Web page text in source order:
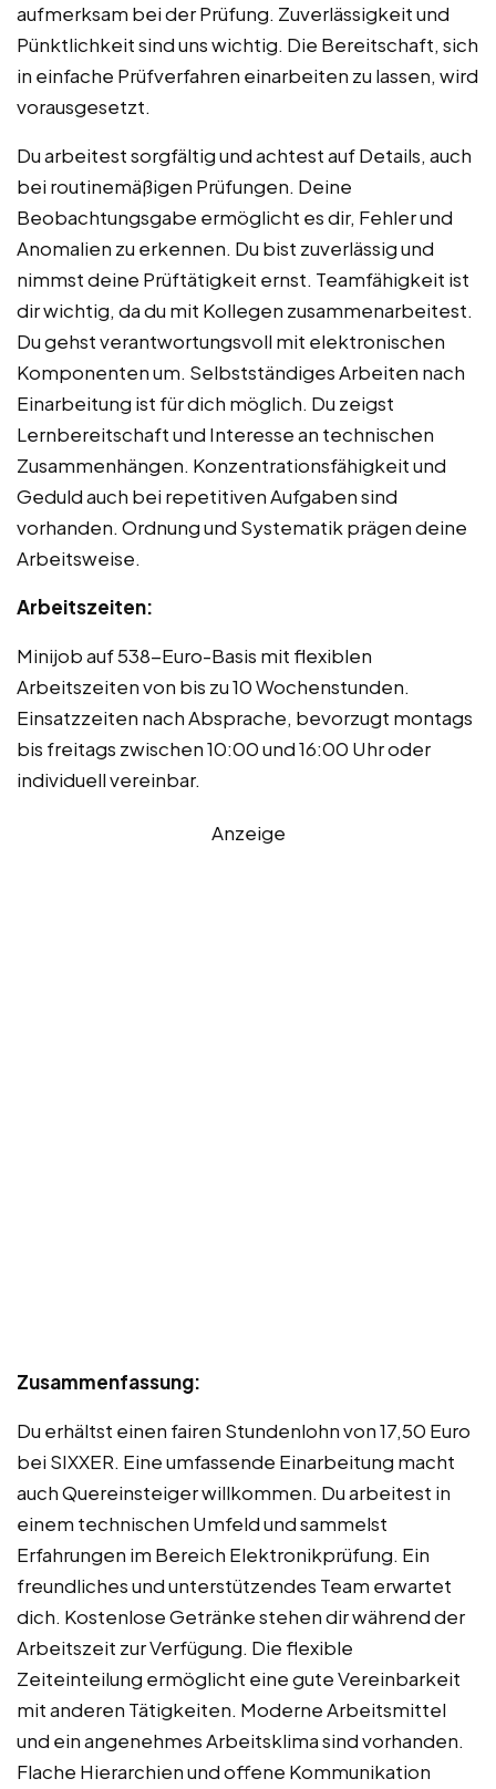
aufmerksam bei der Prüfung. Zuverlässigkeit und
Pünktlichkeit sind uns wichtig. Die Bereitschaft, sich
in einfache Prüfverfahren einarbeiten zu lassen, wird
vorausgesetzt.
Du arbeitest sorgfältig und achtest auf Details, auch
bei routinemäßigen Prüfungen. Deine
Beobachtungsgabe ermöglicht es dir, Fehler und
Anomalien zu erkennen. Du bist zuverlässig und
nimmst deine Prüftätigkeit ernst. Teamfähigkeit ist
dir wichtig, da du mit Kollegen zusammenarbeitest.
Du gehst verantwortungsvoll mit elektronischen
Komponenten um. Selbstständiges Arbeiten nach
Einarbeitung ist für dich möglich. Du zeigst
Lernbereitschaft und Interesse an technischen
Zusammenhängen. Konzentrationsfähigkeit und
Geduld auch bei repetitiven Aufgaben sind
vorhanden. Ordnung und Systematik prägen deine
Arbeitsweise.
Arbeitszeiten:
Minijob auf 538-Euro-Basis mit flexiblen
Arbeitszeiten von bis zu 10 Wochenstunden.
Einsatzzeiten nach Absprache, bevorzugt montags
bis freitags zwischen 10:00 und 16:00 Uhr oder
individuell vereinbar.
Anzeige
Zusammenfassung:
Du erhältst einen fairen Stundenlohn von 17,50 Euro
bei SIXXER. Eine umfassende Einarbeitung macht
auch Quereinsteiger willkommen. Du arbeitest in
einem technischen Umfeld und sammelst
Erfahrungen im Bereich Elektronikprüfung. Ein
freundliches und unterstützendes Team erwartet
dich. Kostenlose Getränke stehen dir während der
Arbeitszeit zur Verfügung. Die flexible
Zeiteinteilung ermöglicht eine gute Vereinbarkeit
mit anderen Tätigkeiten. Moderne Arbeitsmittel
und ein angenehmes Arbeitsklima sind vorhanden.
Flache Hierarchien und offene Kommunikation